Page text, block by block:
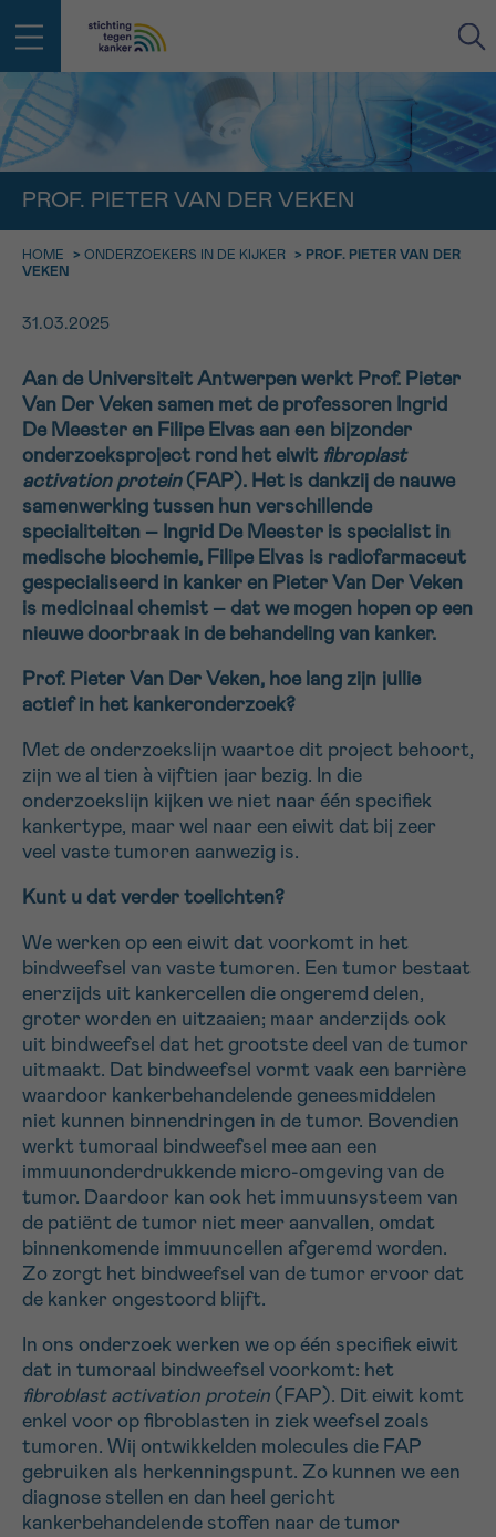
PROF. PIETER VAN DER VEKEN
HOME > ONDERZOEKERS IN DE KIJKER > PROF. PIETER VAN DER
VEKEN
31.03.2025
Aan de Universiteit Antwerpen werkt Prof. Pieter
Van Der Veken samen met de professoren Ingrid
De Meester en Filipe Elvas aan een bijzonder
onderzoeksproject rond het eiwit fibroplast
activation protein(FAP). Het is dankzij de nauwe
samenwerking tussen hun verschillende
specialiteiten – Ingrid De Meester is specialist in
medische biochemie, Filipe Elvas is radiofarmaceut
gespecialiseerd in kanker en Pieter Van Der Veken
is medicinaal chemist – dat we mogen hopen op een
nieuwe doorbraak in de behandeling van kanker.
Prof. Pieter Van Der Veken, hoe lang zijn jullie
actief in het kankeronderzoek?
Met de onderzoekslijn waartoe dit project behoort,
zijn we al tien à vijftien jaar bezig. In die
onderzoekslijn kijken we niet naar één specifiek
kankertype, maar wel naar een eiwit dat bij zeer
veel vaste tumoren aanwezig is.
Kunt u dat verder toelichten?
We werken op een eiwit dat voorkomt in het
bindweefsel van vaste tumoren. Een tumor bestaat
enerzijds uit kankercellen die ongeremd delen,
groter worden en uitzaaien; maar anderzijds ook
uit bindweefsel dat het grootste deel van de tumor
uitmaakt. Dat bindweefsel vormt vaak een barrière
waardoor kankerbehandelende geneesmiddelen
niet kunnen binnendringen in de tumor. Bovendien
werkt tumoraal bindweefsel mee aan een
immuunonderdrukkende micro-omgeving van de
tumor. Daardoor kan ook het immuunsysteem van
de patiënt de tumor niet meer aanvallen, omdat
binnenkomende immuuncellen afgeremd worden.
Zo zorgt het bindweefsel van de tumor ervoor dat
de kanker ongestoord blijft.
In ons onderzoek werken we op één specifiek eiwit
dat in tumoraal bindweefsel voorkomt: het
fibroblast activation protein (FAP). Dit eiwit komt
enkel voor op fibroblasten in ziek weefsel zoals
tumoren. Wij ontwikkelden molecules die FAP
gebruiken als herkenningspunt. Zo kunnen we een
diagnose stellen en dan heel gericht
kankerbehandelende stoffen naar de tumor
VOORNAAM
IN DE STRIJD TEGEN KANKER STA
Professionele medewerkers beantwoorden je vragen
Contacteer ons gratis
Bel ons op 0800 15 802
Via ons
contactformulier
Ik wil graag opgebeld worden
Meer weten over Kankerinfo
VOORNAAM
EMAIL
Ik aanvaard de gebruiksvoorwaarden
*VERPLICHT VELD
Sturen
TERUG
9h-11h
11h-13h
13h-16h
16h-18h
Verder